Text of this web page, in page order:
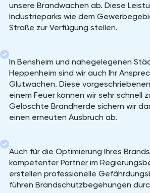
unsere Brandwachen ab. Diese
Industrieparks wie dem
Straße zur Verfügung stellen.
In Bensheim und nahegelegenen
Heppenheim sind wir auch Ihr
Glutwachen. Diese
einem Feuer können wir sehr schnell
Gelöschte Brandherde sichern wir
einen erneuten Ausbruch ab.
Auch für die Optimierung Ihres
kompetenter Partner im
erstellen professionelle
führen Brandschutzbegehungen